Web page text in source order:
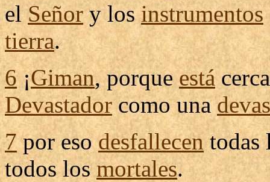
elSeñory losinstrumentos
tierra.
6¡Giman, porqueestá
Devastadorcomo una
7por esodesfallecentodas
todos losmortales.